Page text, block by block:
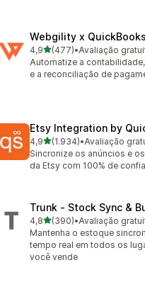
Webgility x
4,9de 5 estrelas
(477)
477 avaliações ao todo
•Avaliação
Automatize a
e a reconciliação de
Etsy Integration by
4,9de 5 estrelas
(1.934)
1934 avaliações ao todo
•Avaliação
Sincronize os anúncios e
da Etsy com 100% de
Trunk ‑ Stock Sync &
4,8de 5 estrelas
(390)
390 avaliações ao todo
•Avaliação
Mantenha o estoque
tempo real em todos os
você vende